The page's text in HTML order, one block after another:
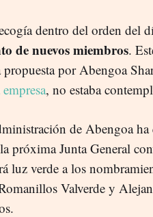
dentro del orden del
de nuevos miembros.
por Abengoa
, no estaba
de Abengoa ha
próxima Junta General
luz verde a los
Valverde y